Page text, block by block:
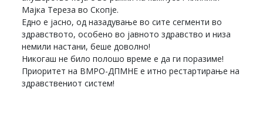
Мајка Тереза во Скопје.
Едно е јасно, од назадување во сите сегменти во
здравството, особено во јавното здравство и низа
немили настани, беше доволно!
Никогаш не било полошо време е да ги поразиме!
Приоритет на ВМРО-ДПМНЕ е итно рестартирање на
здравствениот систем!